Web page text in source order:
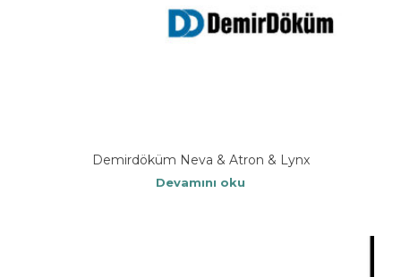
Demirdöküm Neva & Atron & Lynx
Devamını oku